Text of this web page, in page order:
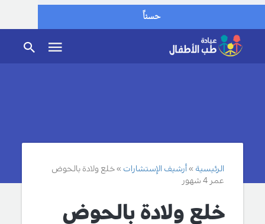
حسناً
الرئيسية أرشيف الإستشارات
خلع ولادة بالحوض
عمر 4 شهور
خلع ولادة بالحوض